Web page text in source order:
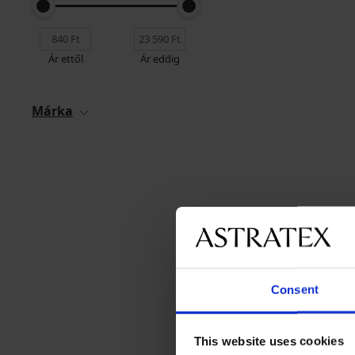
Consent
This website uses cookies
Ár ettől Ár eddig
Márka